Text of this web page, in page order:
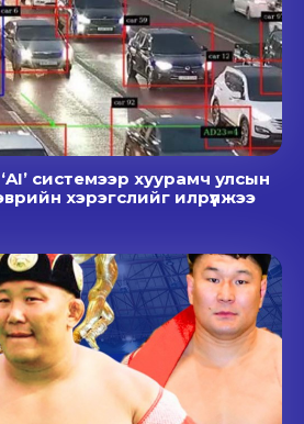
системээр хуурамч улсын
хэрэгслийг илрүүлжээ